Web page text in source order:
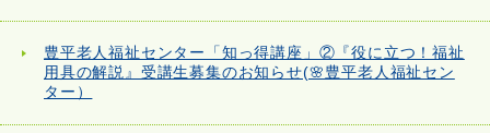
豊平老人福祉センター「知っ得講座」②『役に立つ！福祉
用具の解説』受講生募集のお知らせ(🌸豊平老人福祉セン
ター）